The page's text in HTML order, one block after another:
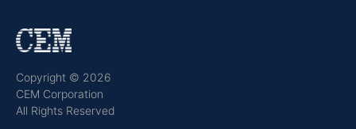
Copyright © 2026
CEM Corporation
All Rights Reserved